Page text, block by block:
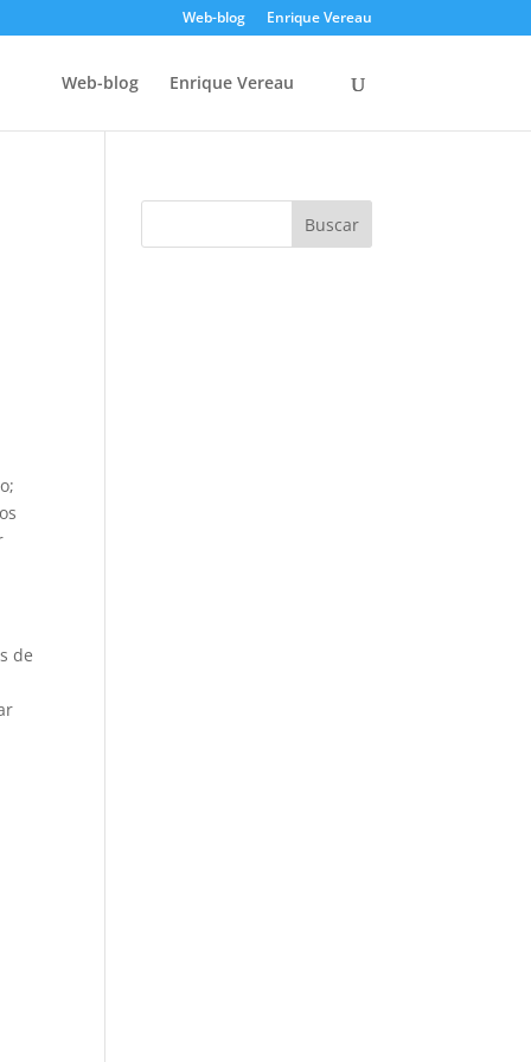
Web-blog Enrique Vereau
Web-blog Enrique Vereau
de